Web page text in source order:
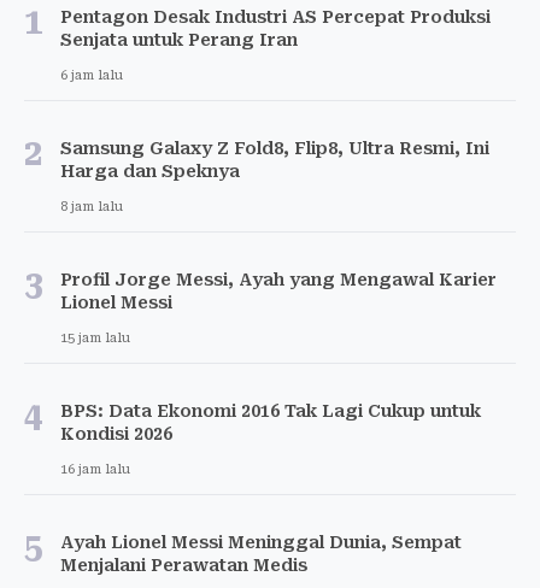
1
Pentagon Desak Industri AS Percepat Produksi
Senjata untuk Perang Iran
6 jam lalu
2
Samsung Galaxy Z Fold8, Flip8, Ultra Resmi, Ini
Harga dan Speknya
8 jam lalu
3
Profil Jorge Messi, Ayah yang Mengawal Karier
Lionel Messi
15 jam lalu
4
BPS: Data Ekonomi 2016 Tak Lagi Cukup untuk
Kondisi 2026
16 jam lalu
5
Ayah Lionel Messi Meninggal Dunia, Sempat
Menjalani Perawatan Medis